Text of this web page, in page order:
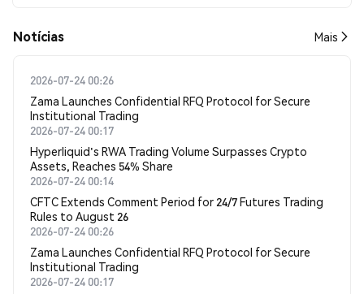
​​Notícias​​ Mais
2026-07-24 00:26
Zama Launches Confidential RFQ Protocol for Secure
Institutional Trading
2026-07-24 00:17
Hyperliquid's RWA Trading Volume Surpasses Crypto
Assets, Reaches 54% Share
2026-07-24 00:14
CFTC Extends Comment Period for 24/7 Futures Trading
Rules to August 26
2026-07-24 00:26
Zama Launches Confidential RFQ Protocol for Secure
Institutional Trading
2026-07-24 00:17